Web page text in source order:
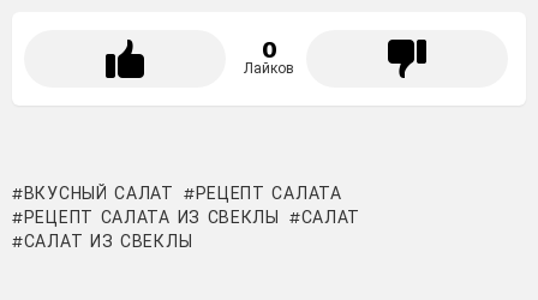
0
Лайков
ВКУСНЫЙ САЛАТ
РЕЦЕПТ САЛАТА
РЕЦЕПТ САЛАТА ИЗ СВЕКЛЫ
САЛАТ
САЛАТ ИЗ СВЕКЛЫ